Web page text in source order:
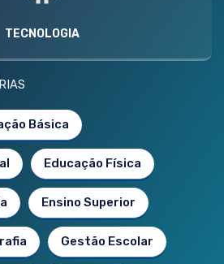
TECNOLOGIA
Básica
Educação Física
Ensino Superior
Gestão Escolar